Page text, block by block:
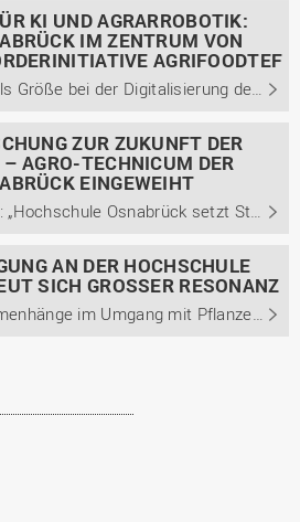
KI UND AGRARROBOTIK:
IM ZENTRUM VON
AGRIFOODTEF
Osnabrück gilt längst als Größe bei der Digitalisierung der Landwirtschaft und Nahrungsmittelproduktion. Jetzt ist es dem Dreigestirn aus Hochschule Osnabrück, Deutsches Forschungszentrum für Künstliche Intelligenz (DFKI) und Agrotech Valley Forum gelungen, diese Position weiter zu festigen. Mit ...
ZUR ZUKUNFT DER
AGRO-TECHNICUM DER
EINGEWEIHT
Minister Björn Thümler: „Hochschule Osnabrück setzt Standard in der Agrarforschung in Niedersachsen.“
AN DER HOCHSCHULE
SICH GROSSER RESONANZ
Die komplexen Zusammenhänge im Umgang mit Pflanzen, Tieren und Lebensmitteln erfordern umfangreiches Wissen für eine nachhaltige Produktion. Die Integration innovativer, den Menschen unterstützender Technologien der Elektronik, Sensorik und insbesondere der Informatik nimmt hierbei eine zentrale ...